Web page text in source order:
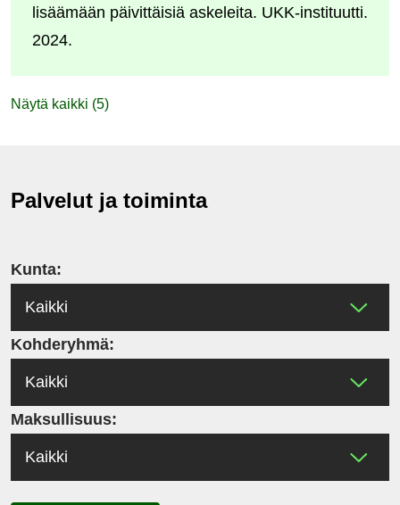
palveluun)
lisäämään päivittäisiä askeleita. UKK-instituutti.
2024.
Näytä kaikki (5)
Palvelut ja toiminta
Kunta:
Kohderyhmä:
Maksullisuus: